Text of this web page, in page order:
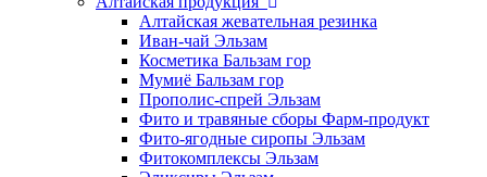
Алтайская жевательная резинка
Иван-чай Эльзам
Косметика Бальзам гор
Мумиё Бальзам гор
Прополис-спрей Эльзам
Фито и травяные сборы Фарм-продукт
Фито-ягодные сиропы Эльзам
Фитокомплексы Эльзам